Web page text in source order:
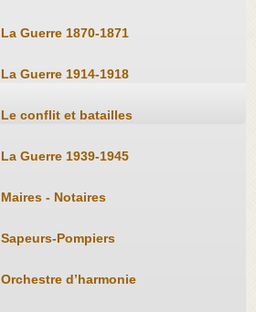
La Guerre 1870-1871
La Guerre 1914-1918
Le conflit et batailles
La Guerre 1939-1945
Maires - Notaires
Sapeurs-Pompiers
Orchestre d’harmonie